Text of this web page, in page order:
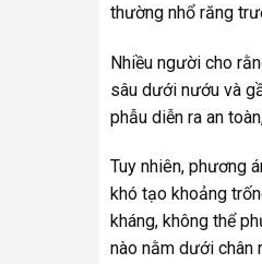
thường nhổ răng
Nhiều người cho
sâu dưới nướu và
phẫu diễn ra an
Tuy nhiên, phương
khó tạo khoảng
kháng, không thể
nào nằm dưới chân